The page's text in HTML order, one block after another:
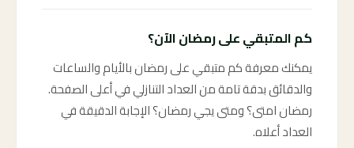
كم المتبقي على رمضان الآن؟
يمكنك معرفة كم متبقي على رمضان بالأيام والساعات
والدقائق بدقة تامة من العداد التنازلي في أعلى الصفحة.
رمضان امتى؟ ومتى يجي رمضان؟ الإجابة الدقيقة في
العداد أعلاه.